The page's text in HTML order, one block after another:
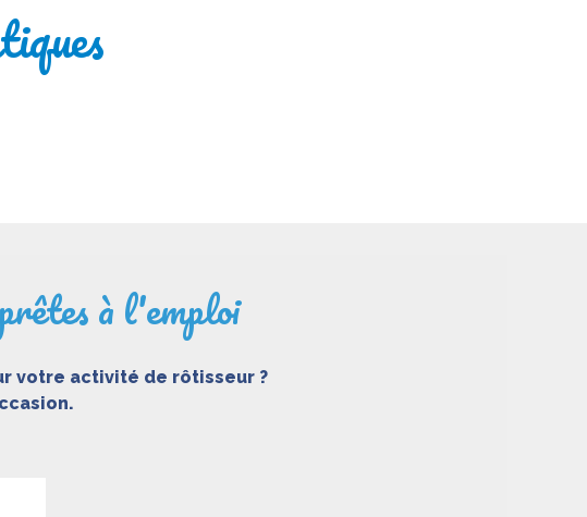
à l'emploi
votre activité de rôtisseur ?